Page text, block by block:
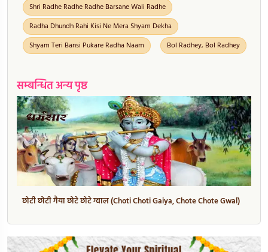
Shri Radhe Radhe Radhe Barsane Wali Radhe
Radha Dhundh Rahi Kisi Ne Mera Shyam Dekha
Shyam Teri Bansi Pukare Radha Naam
Bol Radhey, Bol Radhey
सम्बन्धित अन्य पृष्ठ
छोटी छोटी गैया छोटे छोटे ग्वाल (Choti Choti Gaiya, Chote Chote Gwal)